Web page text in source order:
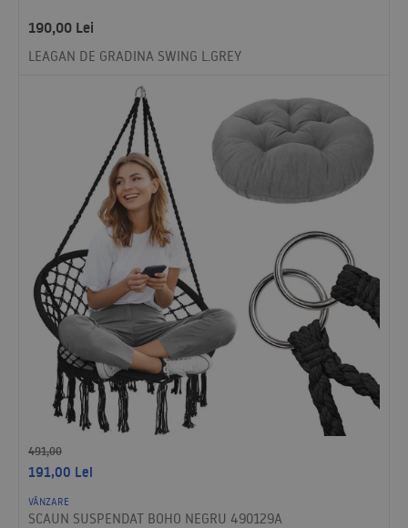
190,00 Lei
LEAGAN DE GRADINA SWING L.GREY
491,00
191,00 Lei
VÂNZARE
SCAUN SUSPENDAT BOHO NEGRU 490129A